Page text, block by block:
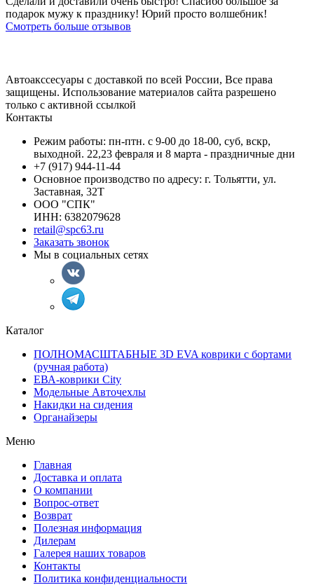
подарок мужу к празднику! Юрий просто волшебник!
Смотреть больше отзывов
Автоакссесуары с доставкой по всей России, Все права
защищены. Использование материалов сайта разрешено
только с активной ссылкой
Контакты
Режим работы: пн-птн. с 9-00 до 18-00, суб, вскр,
выходной. 22,23 февраля и 8 марта - праздничные дни
+7 (917) 944-11-44
Основное производство по адресу: г. Тольятти, ул.
Заставная, 32Т
ООО "СПК"
ИНН: 6382079628
retail@spc63.ru
Заказать звонок
Мы в социальных сетях
Каталог
ПОЛНОМАСШТАБНЫЕ 3D EVA коврики с бортами
(ручная работа)
ЕВА-коврики City
Модельные Авточехлы
Накидки на сидения
Органайзеры
Меню
Главная
Доставка и оплата
О компании
Вопрос-ответ
Возврат
Полезная информация
Дилерам
Галерея наших товаров
Контакты
Политика конфиденциальности